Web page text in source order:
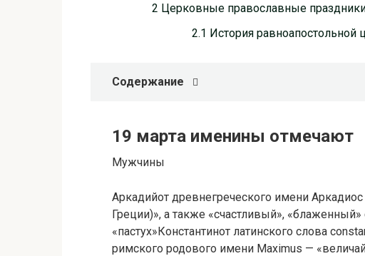
2 Церковные православные
2.1 История
Содержание
19 марта именины отмечают
Мужчины
Аркадийот древнегреческого имени
Греции)», а также «счастливый», «блаженный»
«пастух»Константинот латинского слова
римского родового имени Maximus —